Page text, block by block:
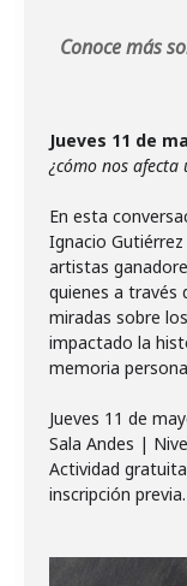
Conoce más
Jueves 11 de
¿cómo nos
En esta
Ignacio
artistas
quienes a través
miradas sobre
impactado la
memoria
Jueves 11 de
Sala Andes |
Actividad
inscripción previa.